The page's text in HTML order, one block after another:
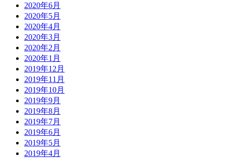
2020年6月
2020年5月
2020年4月
2020年3月
2020年2月
2020年1月
2019年12月
2019年11月
2019年10月
2019年9月
2019年8月
2019年7月
2019年6月
2019年5月
2019年4月